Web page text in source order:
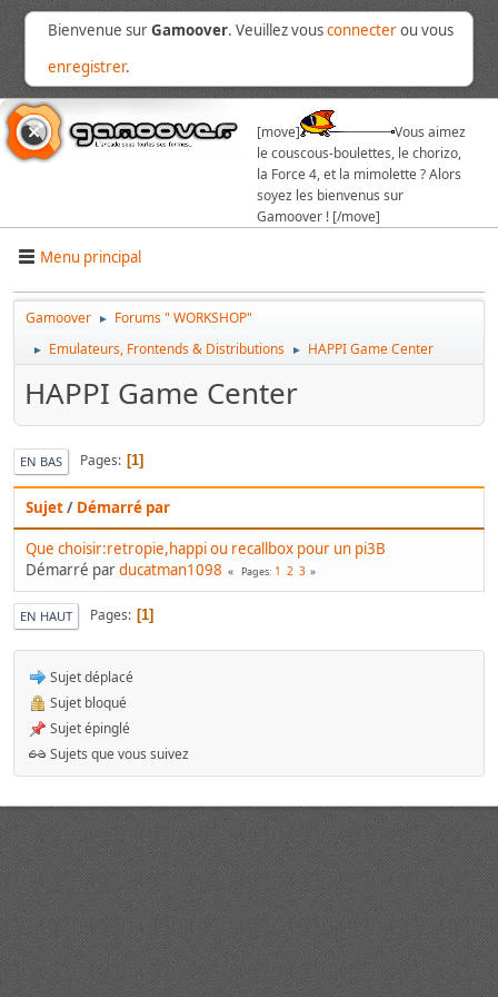
Bienvenue surGamoover. Veuillez vousconnecterou vous
enregistrer.
[move]
Vous aimez
le couscous-boulettes, le chorizo,
la Force 4, et la mimolette ? Alors
soyez les bienvenus sur
Gamoover ! [/move]
Menu principal
Gamoover ► Forums " WORKSHOP"
► Emulateurs, Frontends & Distributions ► HAPPI Game Center
HAPPI Game Center
EN BAS Pages 1
Sujet/ Démarré par
Que choisir:retropie,happi ou recallbox pour un pi3B
Démarré parducatman1098 Pages 1 2 3
EN HAUT Pages 1
Sujet déplacé
Sujet bloqué
Sujet épinglé
Sujets que vous suivez